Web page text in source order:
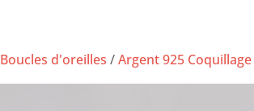
Boucles d'oreilles /Argent 925 Coquillage